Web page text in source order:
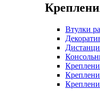
Втулки